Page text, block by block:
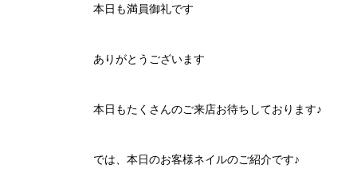
本日も満員御礼です
ありがとうございます
本日もたくさんのご来店お待ちしております♪
では、本日のお客様ネイルのご紹介です♪